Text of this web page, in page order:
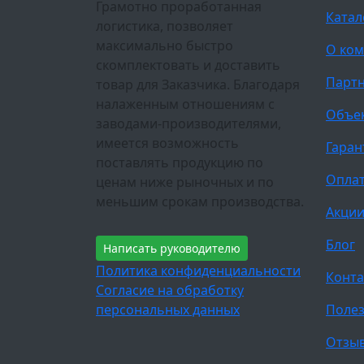
Грамотно проработанная
логистика, позволяет
максимально быстро
скомплектовать и доставить
товар для Заказчика. Благодаря
налаженным отношениям с
заводами-производителями,
имеется возможность
поставлять продукцию по
ценам ниже рыночных и по
меньшим срокам производства.
Написать руководителю
Политика конфиденциальности
Согласие на обработку
персональных данных
О
Акции
Блог